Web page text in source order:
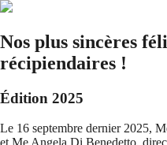
Nos plus sincères
récipiendaires !
Édition 2025
Le 16 septembre dernier 2025,